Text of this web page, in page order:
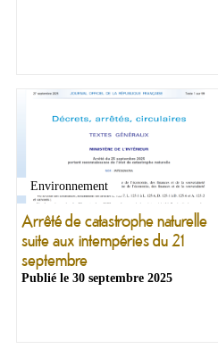
Environnement
Arrêté de catastrophe naturelle
suite aux intempéries du 21
septembre
Publié le 30 septembre 2025